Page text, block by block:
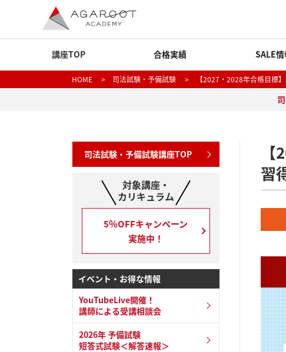
講座TOP 合格実績 SALE
HOME > 司法試験・予備試験 > 【2027・2028年合格目標】
習
司法試験・予備試験講座TOP
対象講座・
カリキュラム
5％OFFキャンペーン
実施中！
イベント・お得な情報
YouTubeLive開催！
講師による受講相談会
2026年 予備試験
短答式試験＜解答速報＞